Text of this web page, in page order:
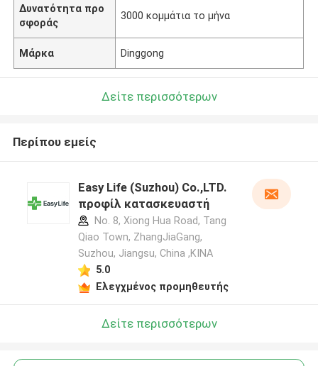
Δυνατότητα προ
σφοράς
3000 κομμάτια το μήνα
Μάρκα Dinggong
Δείτε περισσότερων
Περίπου εμείς
Easy Life (Suzhou) Co.,LTD.
προφίλ κατασκευαστή
No. 8, Xiong Hua Road, Tang
Qiao Town, ZhangJiaGang,
Suzhou, Jiangsu, China ,ΚΙΝΑ
5.0
Ελεγχμένος προμηθευτής
Δείτε περισσότερων